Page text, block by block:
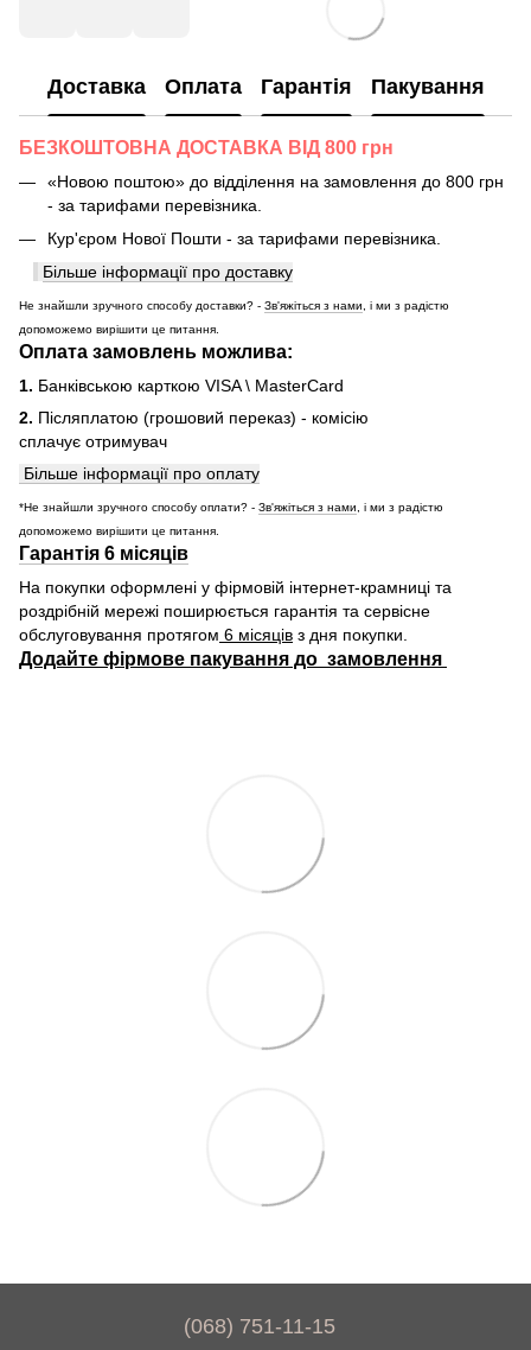
Доставка Оплата Гарантія Пакування
БЕЗКОШТОВНА ДОСТАВКА ВІД 800 грн
«Новою поштою» до відділення на замовлення до 800 грн
- за тарифами перевізника.
Кур'єром Нової Пошти - за тарифами перевізника.
Більше інформації про доставку
Не знайшли зручного способу доставки? - Зв'яжіться з нами, і ми з радістю
допоможемо вирішити це питання.
Оплата замовлень можлива:
1. Банківською карткою VISA \ MasterCard
2. Післяплатою (грошовий переказ) - комісію
сплачує отримувач
Більше інформації про оплату
*Не знайшли зручного способу оплати? - Зв'яжіться з нами, і ми з радістю
допоможемо вирішити це питання.
Гарантія 6 місяців
На покупки оформлені у фірмовій інтернет-крамниці та
роздрібній мережі поширюється гарантія та сервісне
обслуговування протягом 6 місяців з дня покупки.
Додайте фірмове пакування до замовлення
(068) 751-11-15